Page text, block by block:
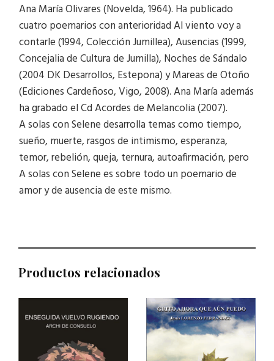
Ana María Olivares (Novelda, 1964). Ha publicado
cuatro poemarios con anterioridad Al viento voy a
contarle (1994, Colección Jumillea), Ausencias (1999,
Concejalia de Cultura de Jumilla), Noches de Sándalo
(2004 DK Desarrollos, Estepona) y Mareas de Otoño
(Ediciones Cardeñoso, Vigo, 2008). Ana María además
ha grabado el Cd Acordes de Melancolia (2007).
A solas con Selene desarrolla temas como tiempo,
sueño, muerte, rasgos de intimismo, esperanza,
temor, rebelión, queja, ternura, autoafirmación, pero
A solas con Selene es sobre todo un poemario de
amor y de ausencia de este mismo.
Productos relacionados